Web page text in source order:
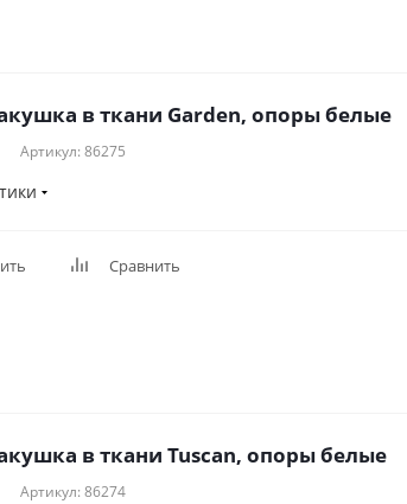
в ткани Garden, опоры белые
Артикул: 86275
Сравнить
в ткани Tuscan, опоры белые
Артикул: 86274